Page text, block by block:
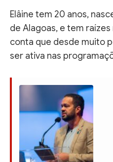
Elâine tem 20 anos,
de Alagoas, e tem raízes
conta que desde muito
ser ativa nas